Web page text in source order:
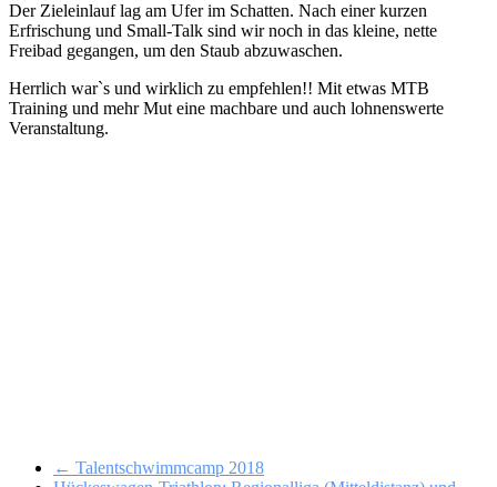
Der Zieleinlauf lag am Ufer im Schatten. Nach einer kurzen
Erfrischung und Small-Talk sind wir noch in das kleine, nette
Freibad gegangen, um den Staub abzuwaschen.
Herrlich war`s und wirklich zu empfehlen!! Mit etwas MTB
Training und mehr Mut eine machbare und auch lohnenswerte
Veranstaltung.
← Talentschwimmcamp 2018